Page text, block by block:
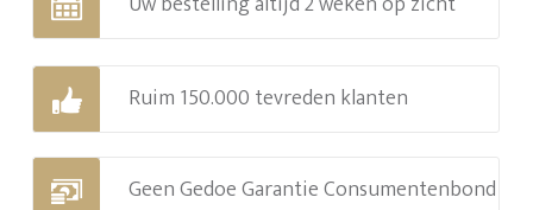
Ruim 150.000 tevreden klanten
Geen Gedoe Garantie Consumentenbond